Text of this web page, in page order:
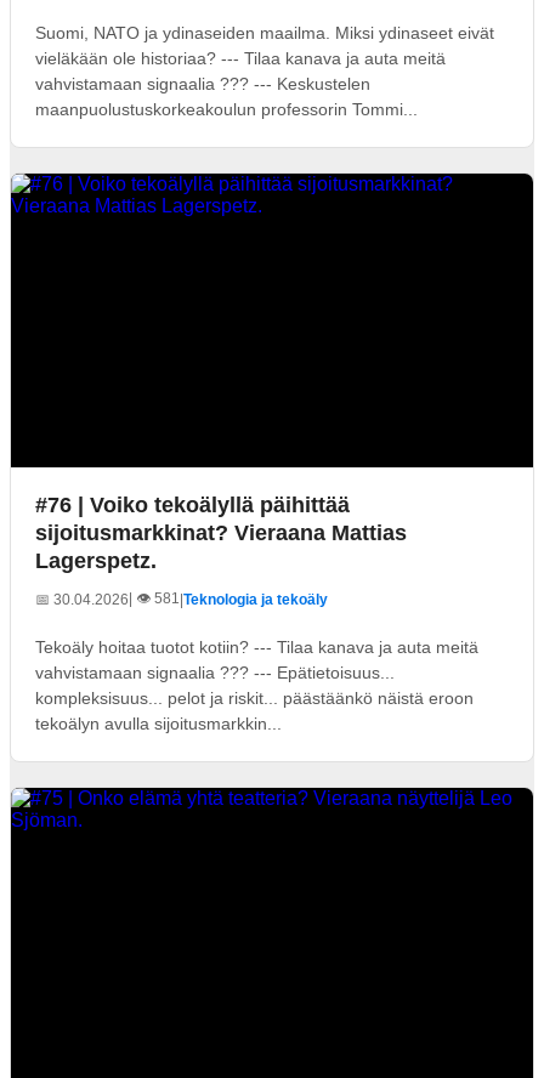
Suomi, NATO ja ydinaseiden maailma. Miksi ydinaseet eivät
vieläkään ole historiaa? --- Tilaa kanava ja auta meitä
vahvistamaan signaalia ??? --- Keskustelen
maanpuolustuskorkeakoulun professorin Tommi...
#76 | Voiko tekoälyllä päihittää
sijoitusmarkkinat? Vieraana Mattias
Lagerspetz.
📅 30.04.2026| 👁️ 581 Teknologia ja tekoäly
Tekoäly hoitaa tuotot kotiin? --- Tilaa kanava ja auta meitä
vahvistamaan signaalia ??? --- Epätietoisuus...
kompleksisuus... pelot ja riskit... päästäänkö näistä eroon
tekoälyn avulla sijoitusmarkkin...